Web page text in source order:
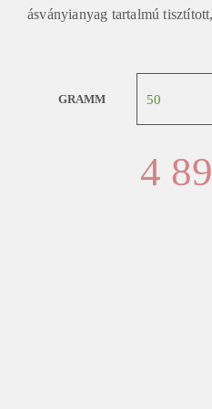
ásványianyag tartalmú
GRAMM
4